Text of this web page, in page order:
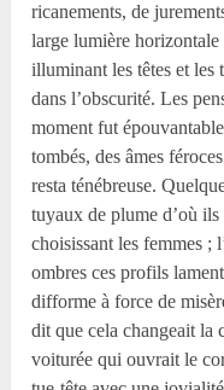
ricanements, de
large lumière
illuminant les têtes et les
dans l’obscurité. Les
moment fut
tombés, des âmes
resta ténébreuse.
tuyaux de plume d’où
choisissant les femmes ;
ombres ces profils
difforme à force de
dit que cela changeait la
voiturée qui ouvrait le